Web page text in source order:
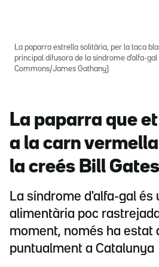
La paparra estrella solitària, per la taca
principal difusora de la síndrome d'alfa-
Commons/James Gathany)
La paparra que
a la carn
la creés Bill
La síndrome d'alfa-gal és
alimentària poc
moment, només ha estat
puntualment a Catalunya